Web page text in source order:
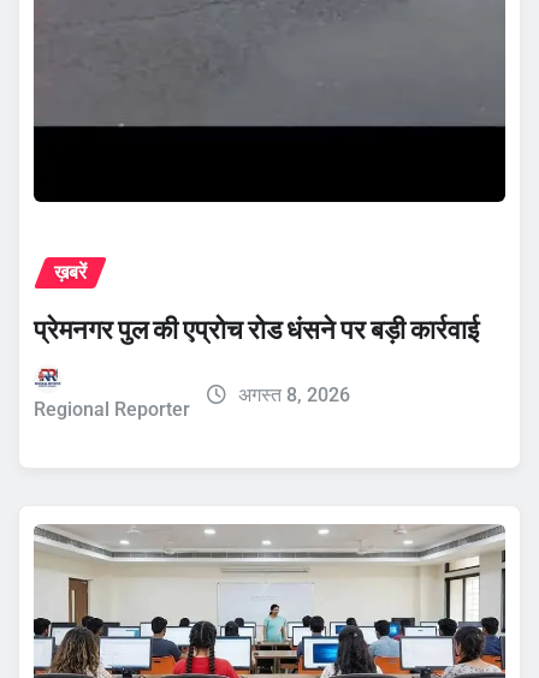
ख़बरें
प्रेमनगर पुल की एप्रोच रोड धंसने पर बड़ी कार्रवाई
Regional Reporter
अगस्त 8, 2026